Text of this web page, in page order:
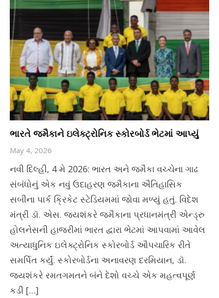
ભારતે જમૈકાને ઇલેક્ટ્રોનિક સ્કોરબોર્ડ ભેટમાં આપ્યું
May 4, 2026
નવી દિલ્હી, 4 મે 2026: ભારત અને જમૈકા વચ્ચેના ગાઢ
સંબંધોનું એક નવું ઉદાહરણ જમૈકાના ઐતિહાસિક
સબીના પાર્ક ક્રિકેટ સ્ટેડિયમમાં જોવા મળ્યું હતું. વિદેશ
મંત્રી ડૉ. એસ. જયશંકરે જમૈકાના પ્રધાનમંત્રી એન્ડ્રુ
હોલનેસની હાજરીમાં ભારત દ્વારા ભેટમાં આપવામાં આવેલ
અત્યાધુનિક ઇલેક્ટ્રોનિક સ્કોરબોર્ડ ઔપચારિક રીતે
સમર્પિત કર્યું. સ્કોરબોર્ડના અનાવરણ દરમિયાન, ડૉ.
જયશંકરે રમતગમતને બંને દેશો વચ્ચે એક મહત્વપૂર્ણ
કડી […]